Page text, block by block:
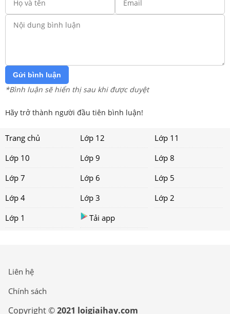
Gửi bình luận
*Bình luận sẽ hiển thị sau khi được duyệt
Hãy trở thành người đầu tiên bình luận!
Trang chủ Lớp 12
Lớp 11
Lớp 10
Lớp 9
Lớp 8
Lớp 7
Lớp 6
Lớp 5
Lớp 4
Lớp 3
Lớp 2
Lớp 1
Tải app
Liên hệ
Chính sách
Copyright ©2021 loigiaihay.com